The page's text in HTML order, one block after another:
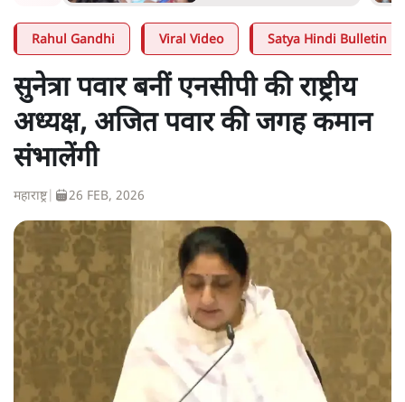
Rahul Gandhi Viral Video Satya Hindi Bulletin
सुनेत्रा पवार बनीं एनसीपी की राष्ट्रीय
अध्यक्ष, अजित पवार की जगह कमान
संभालेंगी
महाराष्ट्र| 26 FEB, 2026